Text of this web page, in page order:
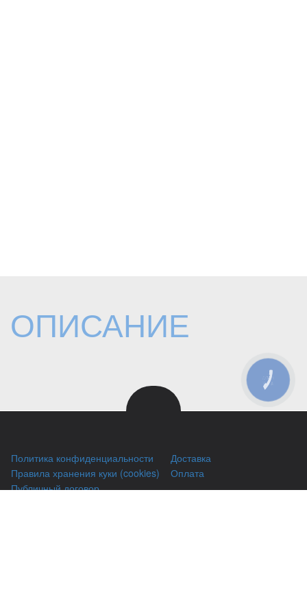
ОПИСАНИЕ
Политика конфиденциальности
Правила хранения куки (cookies)
Публичный договор
Доставка
Оплата
КНОПКА
ЗВ'ЯЗКУ